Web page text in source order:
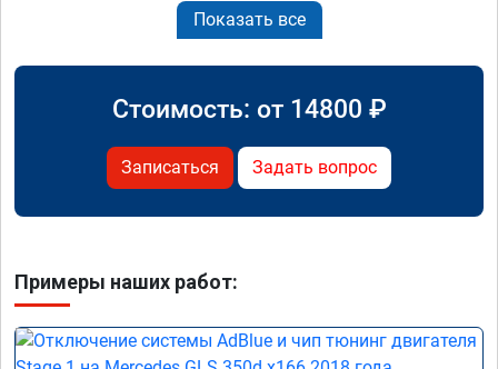
Показать все
Стоимость: от 14800 ₽
Записаться Задать вопрос
Примеры наших работ: